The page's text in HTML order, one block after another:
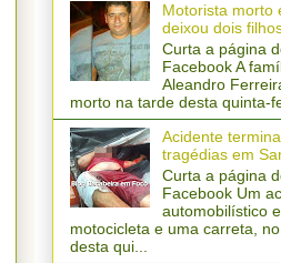
Motorista morto
deixou dois
Curta a página
Facebook A
Aleandro
morto na tarde desta quinta-
Acidente
tragédias em
Curta a página
Facebook Um
automobilístico
motocicleta e uma carreta,
desta qui...